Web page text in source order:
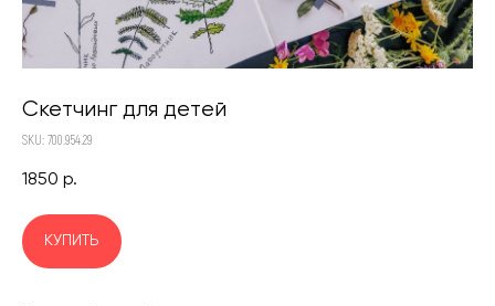
Скетчинг для детей
SKU: 700.954.29
1850 р.
КУПИТЬ